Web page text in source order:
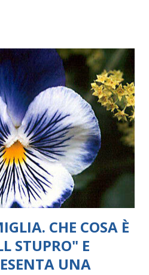
la musica favorisce la
di pensare e la soggettivazione:
una propria identità. Lo
ha evidenziato il ruolo fondante
e delle parole, che costituiscono
la madre e il bambino,
sé e non-sé. Anzieu ha
“la prima forma di
CHE COSA È
STUPRO" E
UNA